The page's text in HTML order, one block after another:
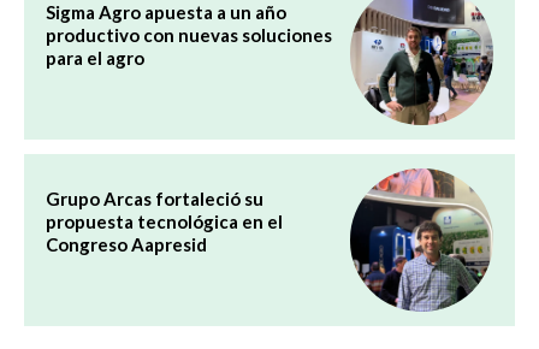
Sigma Agro apuesta a un año
productivo con nuevas soluciones
para el agro
Grupo Arcas fortaleció su
propuesta tecnológica en el
Congreso Aapresid